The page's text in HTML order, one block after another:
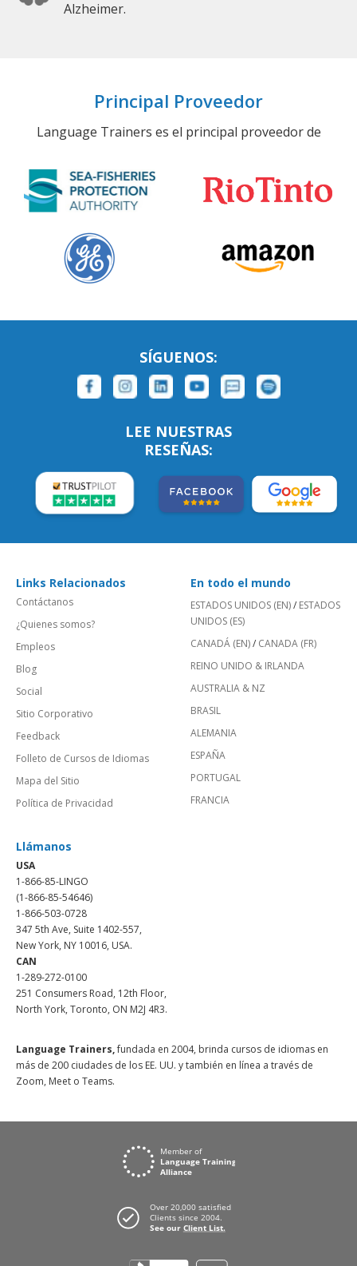
Alzheimer.
Principal Proveedor
Language Trainers es el principal proveedor de
SÍGUENOS:
LEE NUESTRAS
RESEÑAS:
Links Relacionados
Contáctanos
¿Quienes somos?
Empleos
Blog
Social
Sitio Corporativo
Feedback
Folleto de Cursos de Idiomas
Mapa del Sitio
Política de Privacidad
En todo el mundo
ESTADOS UNIDOS (EN)/ ESTADOS
UNIDOS (ES)
CANADÁ (EN)/ CANADA (FR)
REINO UNIDO & IRLANDA
AUSTRALIA & NZ
BRASIL
ALEMANIA
ESPAÑA
PORTUGAL
FRANCIA
Llámanos
USA
1-866-85-LINGO
(1-866-85-54646)
1-866-503-0728
347 5th Ave, Suite 1402-557,
New York, NY 10016, USA.
CAN
1-289-272-0100
251 Consumers Road, 12th Floor,
North York, Toronto, ON M2J 4R3.
Language Trainers,fundada en 2004, brinda cursos de idiomas en
más de 200 ciudades de los EE. UU. y también en línea a través de
Zoom, Meet o Teams.